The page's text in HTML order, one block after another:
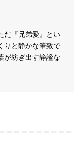
だ『兄弟愛』とい
りと静かな筆致で
が紡ぎ出す静謐な